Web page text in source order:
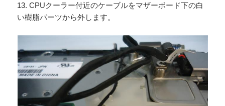
13. CPUクーラー付近のケーブルをマザーボード下の白
い樹脂パーツから外します。